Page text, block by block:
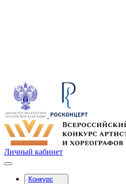
Личный кабинет
Конкурс